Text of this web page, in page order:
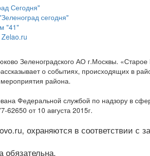
Сегодня"
сегодня"
"41"
Zelao.ru
Зеленоградского АО г.Москвы.
о событиях, происходящих в
района.
Федеральной службой по надзору в
от 10 августа 2015г.
охраняются в соответствии с
обязательна.